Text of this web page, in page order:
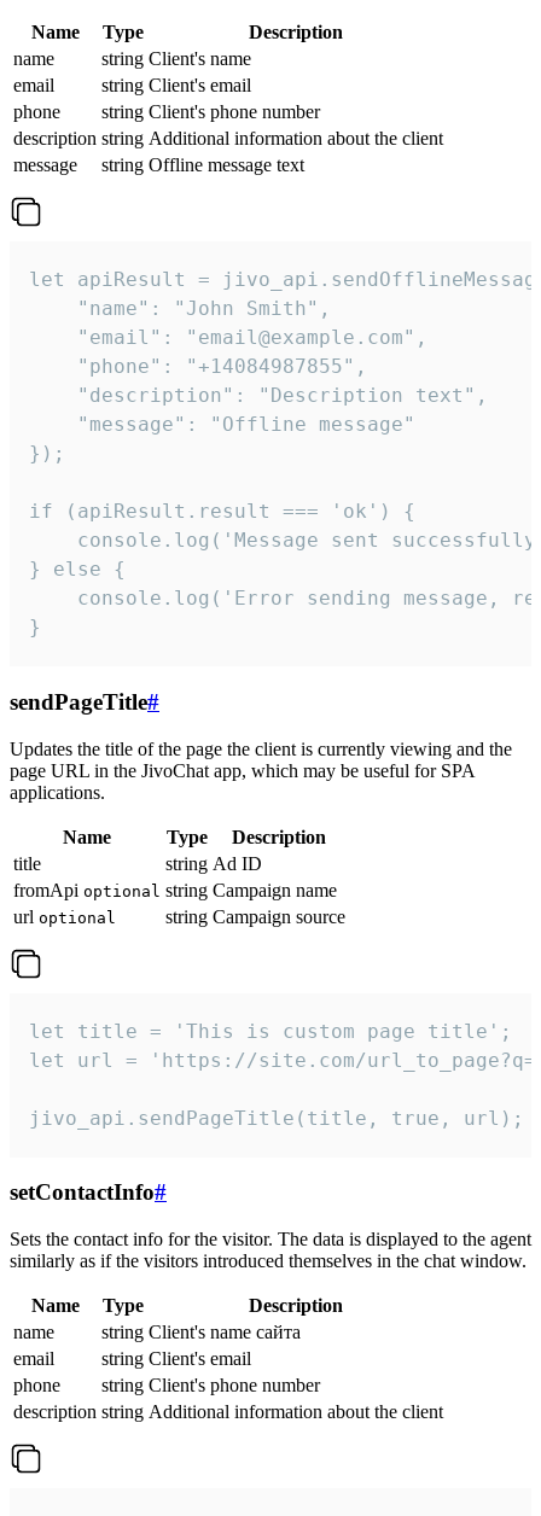
Name Type
Description
name
string Client's name
email
string Client's email
phone
string Client's phone number
description string Additional information about the client
message
string Offline message text
let apiResult =
    "name": "John Smith",
    "email": "email@example.com",
    "phone": "+14084987855",
    "description": "Description text",
    "message": "Offline message"
});
if (apiResult.result === 'ok') {
console.log('Message sent
} else {
console.log('Error sending message,
}
sendPageTitle#
Updates the title of the page the client is currently viewing and the
page URL in the JivoChat app, which may be useful for SPA
applications.
Name Type
Description
title
string Ad ID
fromApi optional string Campaign name
url optional string Campaign source
let title = 'This is custom page title';
let url = 'https://site.com/
jivo_api.sendPageTitle(title, true, url);
setContactInfo#
Sets the contact info for the visitor. The data is displayed to the agent
similarly as if the visitors introduced themselves in the chat window.
Name Type
Description
name
string Client's name сайта
email
string Client's email
phone
string Client's phone number
description string Additional information about the client